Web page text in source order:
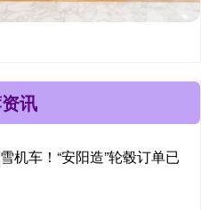
讯
机车！“安阳造”轮毂订单已